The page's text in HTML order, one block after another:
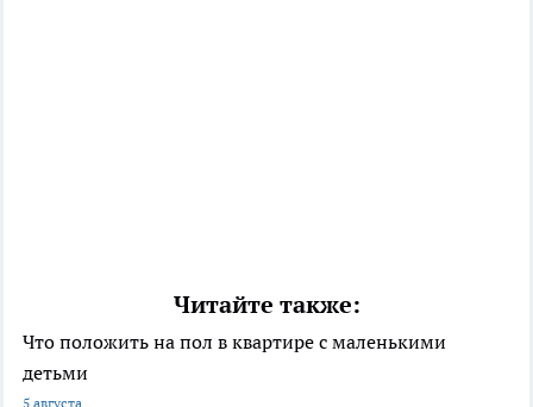
Читайте также:
Что положить на пол в квартире с маленькими
детьми
5 августа